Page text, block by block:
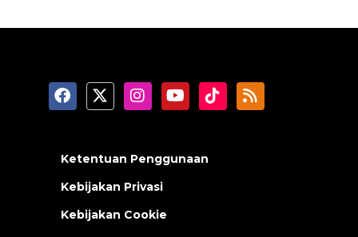
Ketentuan Penggunaan
Kebijakan Privasi
Kebijakan Cookie